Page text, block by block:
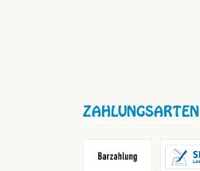
ZAHLUNGSARTEN